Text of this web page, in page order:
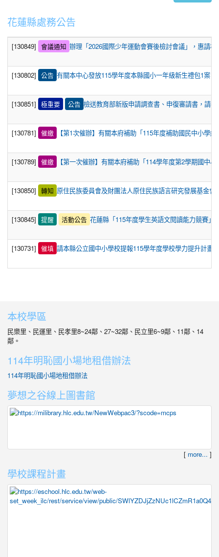
花蓮縣處務公告
[130849] 會議通知 辦理「2026國際少年運動會賽後檢討會議」，惠請
[130802] 公告 有關本中心發放115學年度本縣國小一年級新生禮包1案
[130851] 極重要 公告 檢送教育部新版申請調查書、申復審請書，請
[130781] 催繳 【第1次催辦】有關本府補助「115年度補助國民中小學
[130789] 催繳 【第一次催辦】有關本府補助「114學年度第2學期國中
[130850] 轉知 原住民族委員會及財團法人原住民族語言研究發展基金
[130845] 提醒 活動公告 花蓮縣「115年度學生英語文閱讀能力競賽
[130731] 催填 請本縣公立國中小學校提報115學年度學校學力提升計畫
本校學區
民樂里、民運里、民孝里8~24鄰、27~32鄰、民立里6~9鄰、11鄰、14
鄰。
114年明恥國小場地租借辦法
114年明恥國小場地租借辦法
夢想之谷線上圖書館
[ more... ]
學校課程計畫